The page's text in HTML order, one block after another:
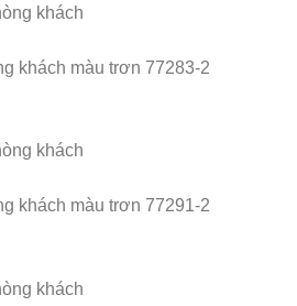
khách màu trơn 77283-2
khách màu trơn 77291-2